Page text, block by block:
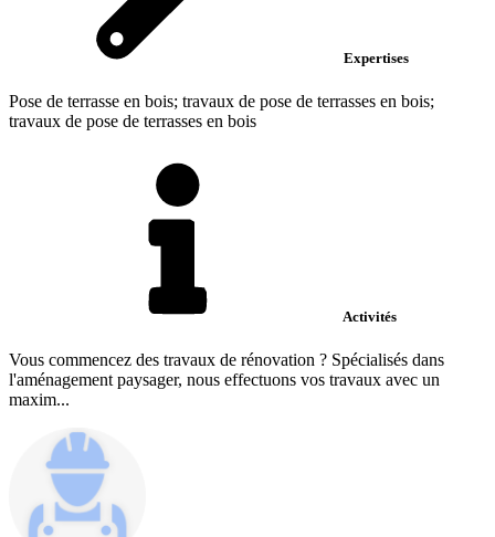
Expertises
Pose de terrasse en bois; travaux de pose de terrasses en bois;
travaux de pose de terrasses en bois
Activités
Vous commencez des travaux de rénovation ? Spécialisés dans
l'aménagement paysager, nous effectuons vos travaux avec un
maxim...